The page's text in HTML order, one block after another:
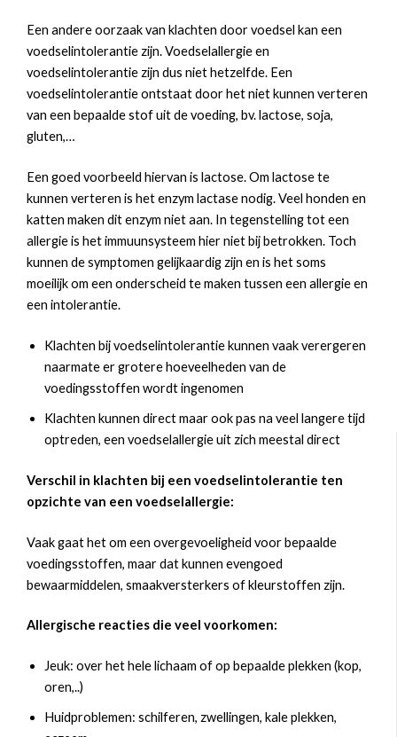
Een andere oorzaak van klachten door voedsel kan een
voedselintolerantie zijn. Voedselallergie en
voedselintolerantie zijn dus niet hetzelfde. Een
voedselintolerantie ontstaat door het niet kunnen verteren
van een bepaalde stof uit de voeding, bv. lactose, soja,
gluten,…
Een goed voorbeeld hiervan is lactose. Om lactose te
kunnen verteren is het enzym lactase nodig. Veel honden en
katten maken dit enzym niet aan. In tegenstelling tot een
allergie is het immuunsysteem hier niet bij betrokken. Toch
kunnen de symptomen gelijkaardig zijn en is het soms
moeilijk om een onderscheid te maken tussen een allergie en
een intolerantie.
Klachten bij voedselintolerantie kunnen vaak verergeren
naarmate er grotere hoeveelheden van de
voedingsstoffen wordt ingenomen
Klachten kunnen direct maar ook pas na veel langere tijd
optreden, een voedselallergie uit zich meestal direct
Verschil in klachten bij een voedselintolerantie ten
opzichte van een voedselallergie:
Vaak gaat het om een overgevoeligheid voor bepaalde
voedingsstoffen, maar dat kunnen evengoed
bewaarmiddelen, smaakversterkers of kleurstoffen zijn.
Allergische reacties die veel voorkomen:
Jeuk: over het hele lichaam of op bepaalde plekken (kop,
oren,..)
Huidproblemen: schilferen, zwellingen, kale plekken,